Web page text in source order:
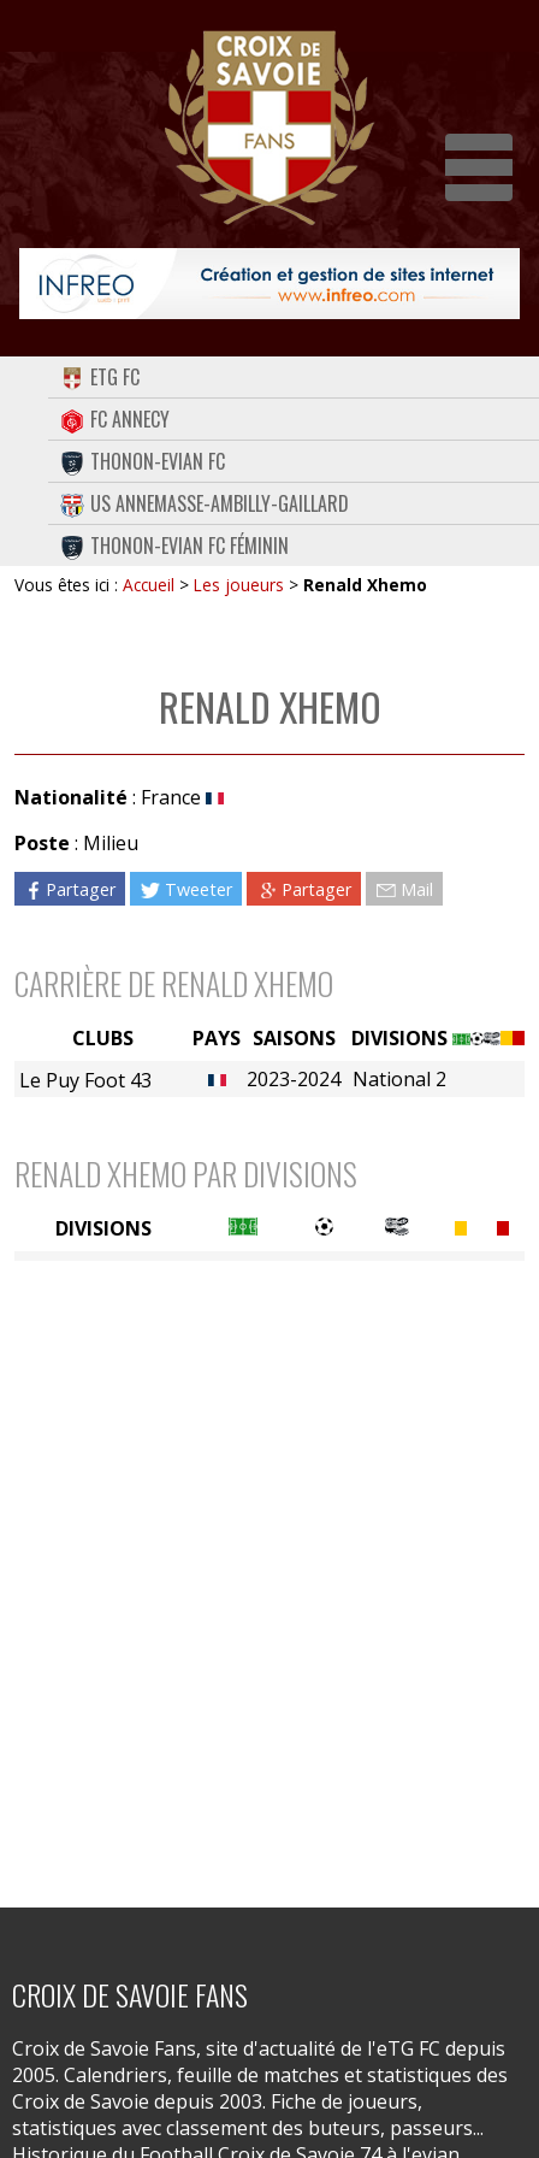
ACCUEIL
FORUM
CONTACT
FACEBOOK
TWITTER
ETG FC
FC ANNECY
THONON-EVIAN FC
US ANNEMASSE-AMBILLY-GAILLARD
THONON-EVIAN FC FÉMININ
Vous êtes ici : Accueil > Les joueurs > Renald Xhemo
RENALD XHEMO
Nationalité : France
Poste : Milieu
Partager Tweeter Partager Mail
CARRIÈRE DE RENALD XHEMO
PAYS SAISONS
DIVISIONS
2023-2024 National 2
CLUBS
Le Puy Foot 43
RENALD XHEMO PAR DIVISIONS
DIVISIONS
CROIX DE SAVOIE FANS
Croix de Savoie Fans, site d'actualité de l'eTG FC depuis
2005. Calendriers, feuille de matches et statistiques des
Croix de Savoie depuis 2003. Fiche de joueurs,
statistiques avec classement des buteurs, passeurs...